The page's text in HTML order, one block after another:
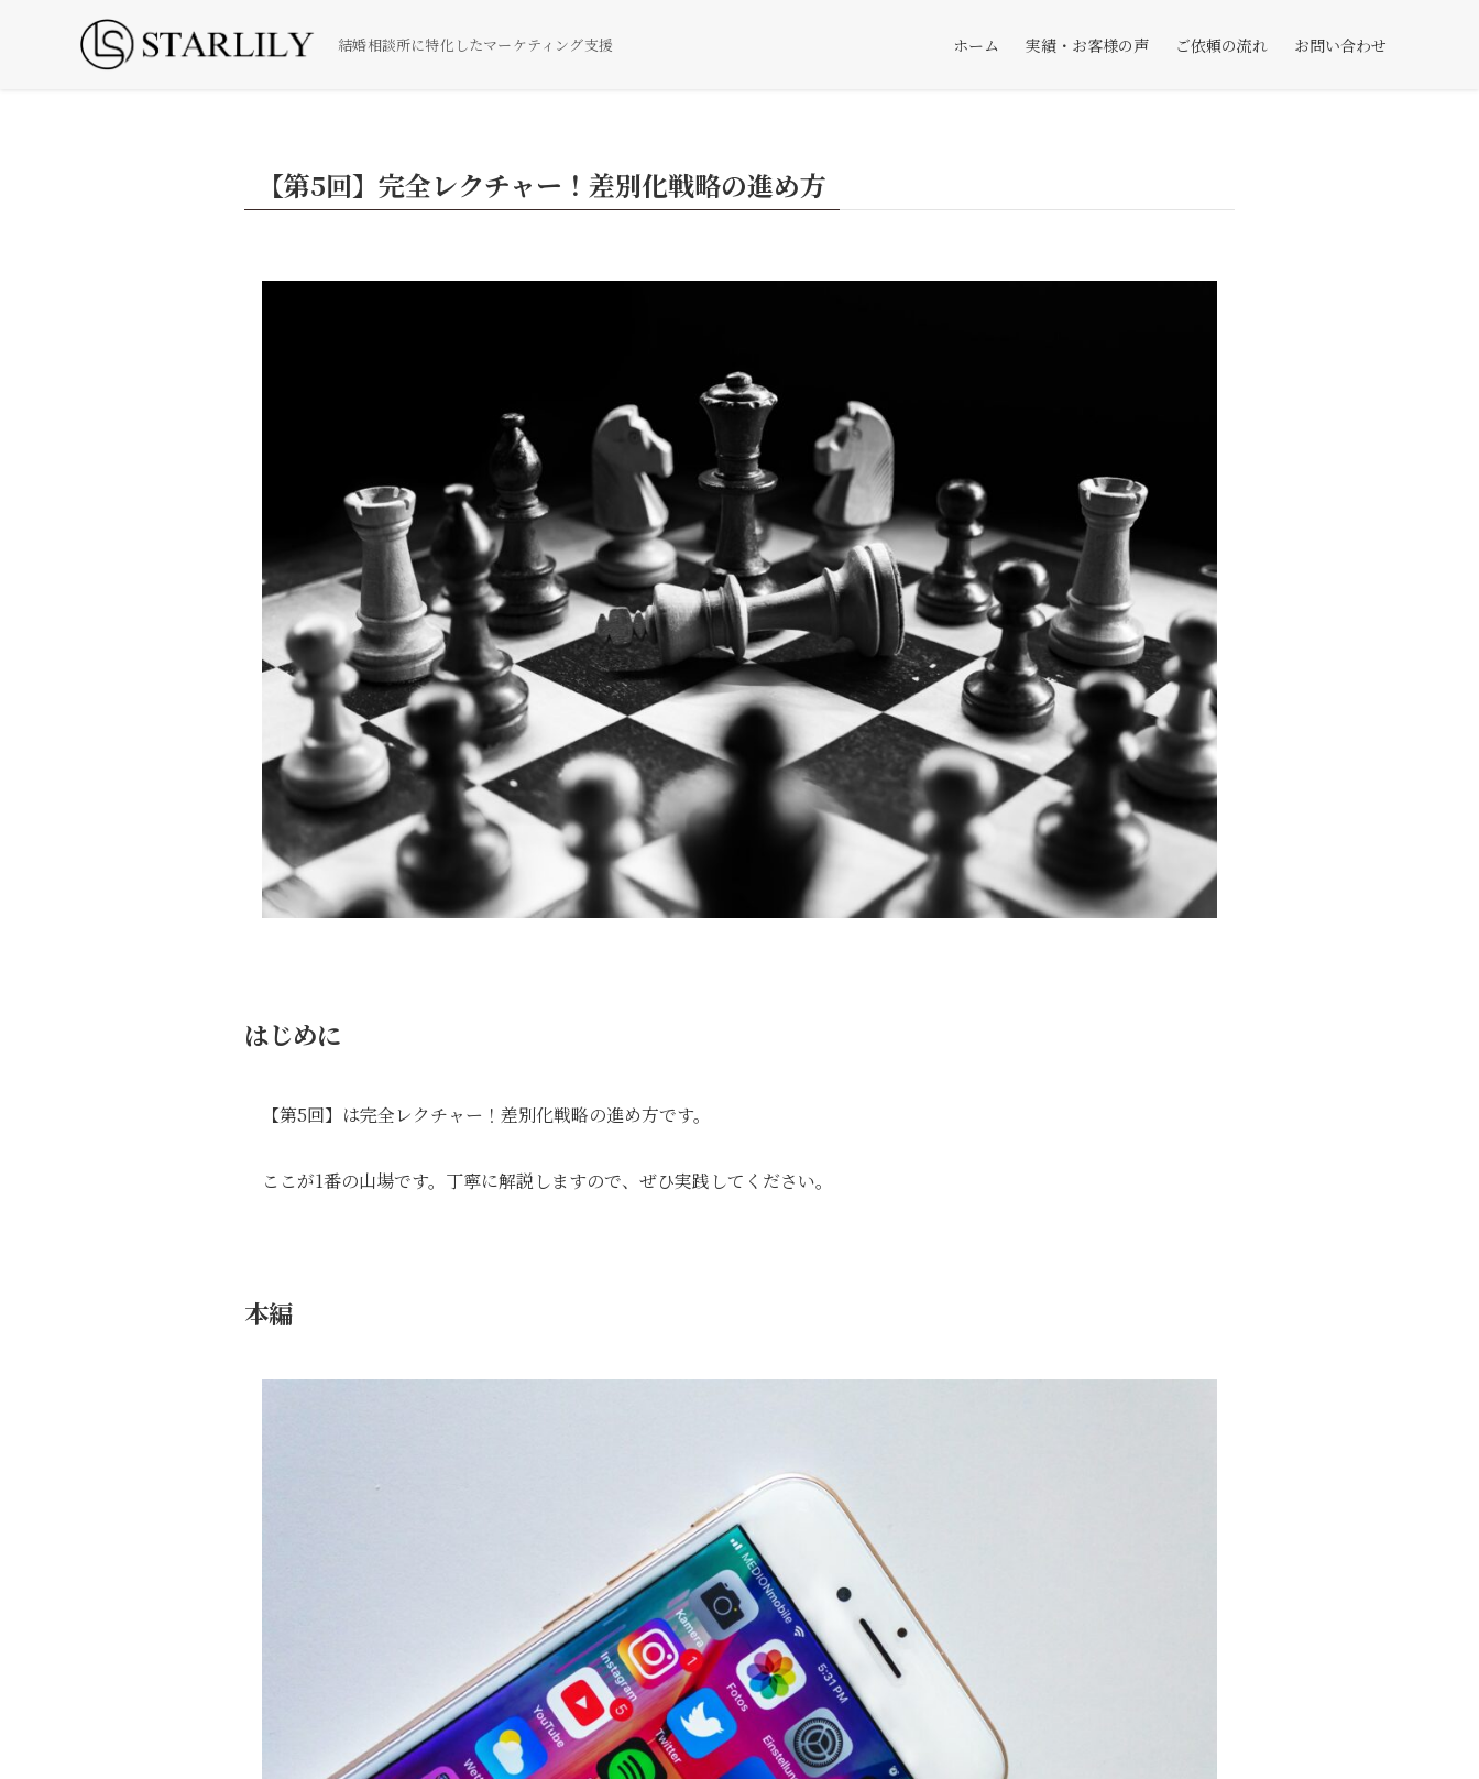
結婚相談所に特化したマーケティング支援 ホーム 実績・お客様の声 ご依頼の流れ お問い合わせ
【第5回】完全レクチャー！差別化戦略の進め方
はじめに
【第5回】は完全レクチャー！差別化戦略の進め方です。
ここが1番の山場です。丁寧に解説しますので、ぜひ実践してください。
本編